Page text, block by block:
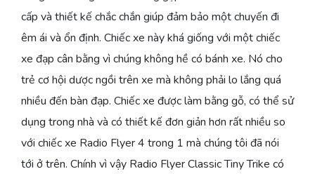
cấp và thiết kế chắc chắn giúp đảm bảo một chuyến đi
êm ái và ổn định. Chiếc xe này khá giống với một chiếc
xe đạp cân bằng vì chúng không hề có bánh xe. Nó cho
trẻ cơ hội dược ngồi trên xe mà không phải lo lắng quá
nhiều đến bàn đạp. Chiếc xe được làm bằng gỗ, có thể sử
dụng trong nhà và có thiết kế đơn giản hơn rất nhiều so
với chiếc xe Radio Flyer 4 trong 1 mà chúng tôi đã nói
tới ở trên. Chính vì vậy Radio Flyer Classic Tiny Trike có